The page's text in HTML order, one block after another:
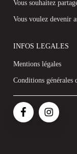
Vous souhaitez
Vous voulez devenir
INFOS LEGALES
Mentions légales
Conditions générales